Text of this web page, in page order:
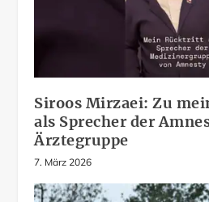
Siroos Mirzaei: Zu
als Sprecher der
Ärztegruppe
7. März 2026